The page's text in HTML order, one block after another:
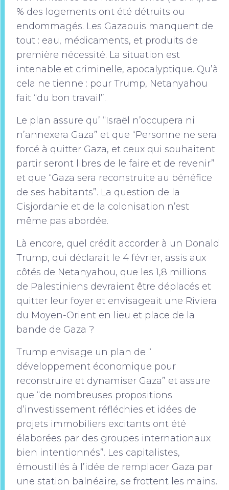
% des logements ont été détruits ou
endommagés. Les Gazaouis manquent de
tout : eau, médicaments, et produits de
première nécessité. La situation est
intenable et criminelle, apocalyptique. Qu’à
cela ne tienne : pour Trump, Netanyahou
fait “du bon travail”.
Le plan assure qu’ “Israël n’occupera ni
n’annexera Gaza” et que “Personne ne sera
forcé à quitter Gaza, et ceux qui souhaitent
partir seront libres de le faire et de revenir”
et que “Gaza sera reconstruite au bénéfice
de ses habitants”. La question de la
Cisjordanie et de la colonisation n’est
même pas abordée.
Là encore, quel crédit accorder à un Donald
Trump, qui déclarait le 4 février, assis aux
côtés de Netanyahou, que les 1,8 millions
de Palestiniens devraient être déplacés et
quitter leur foyer et envisageait une Riviera
du Moyen-Orient en lieu et place de la
bande de Gaza ?
Trump envisage un plan de “
développement économique pour
reconstruire et dynamiser Gaza” et assure
que “de nombreuses propositions
d’investissement réfléchies et idées de
projets immobiliers excitants ont été
élaborées par des groupes internationaux
bien intentionnés”. Les capitalistes,
émoustillés à l’idée de remplacer Gaza par
une station balnéaire, se frottent les mains.